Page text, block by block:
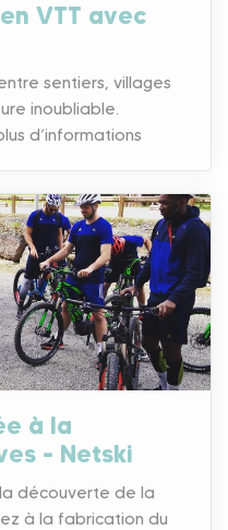
VTT avec
sentiers, villages
inoubliable.
d’informations
à la
– Netski
découverte de la
à la fabrication du